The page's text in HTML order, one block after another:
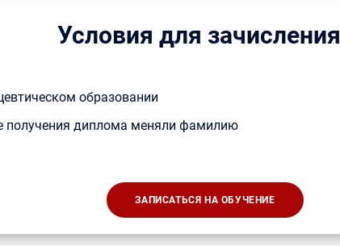
Условия для зачисления
образовании
получения диплома меняли фамилию
ЗАПИСАТЬСЯ НА ОБУЧЕНИЕ